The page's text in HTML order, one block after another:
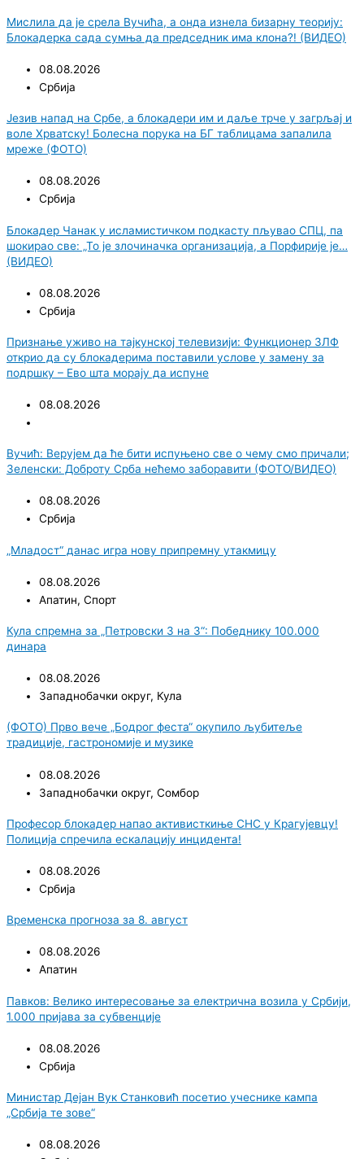
Мислила да је срела Вучића, а онда изнела бизарну теорију:
Блокадерка сада сумња да председник има клона?! (ВИДЕО)
08.08.2026
Србија
Језив напад на Србе, а блокадери им и даље трче у загрљај и
воле Хрватску! Болесна порука на БГ таблицама запалила
мреже (ФОТО)
08.08.2026
Србија
Блокадер Чанак у исламистичком подкасту пљувао СПЦ, па
шокирао све: „То је злочиначка организација, а Порфирије је…
(ВИДЕО)
08.08.2026
Србија
Признање уживо на тајкунској телевизији: Функционер ЗЛФ
открио да су блокадерима поставили услове у замену за
подршку – Ево шта морају да испуне
08.08.2026
Вучић: Верујем да ће бити испуњено све о чему смо причали;
Зеленски: Доброту Срба нећемо заборавити (ФОТО/ВИДЕО)
08.08.2026
Србија
„Младост“ данас игра нову припремну утакмицу
08.08.2026
Апатин, Спорт
Кула спремна за „Петровски 3 на 3“: Победнику 100.000
динара
08.08.2026
Западнобачки округ, Кула
(ФОТО) Прво вече „Бодрог феста“ окупило љубитеље
традиције, гастрономије и музике
08.08.2026
Западнобачки округ, Сомбор
Професор блокадер напао активисткиње СНС у Крагујевцу!
Полиција спречила ескалацију инцидента!
08.08.2026
Србија
Временска прогноза за 8. август
08.08.2026
Апатин
Павков: Велико интересовање за електрична возила у Србији,
1.000 пријава за субвенције
08.08.2026
Србија
Министар Дејан Вук Станковић посетио учеснике кампа
„Србија те зове“
08.08.2026